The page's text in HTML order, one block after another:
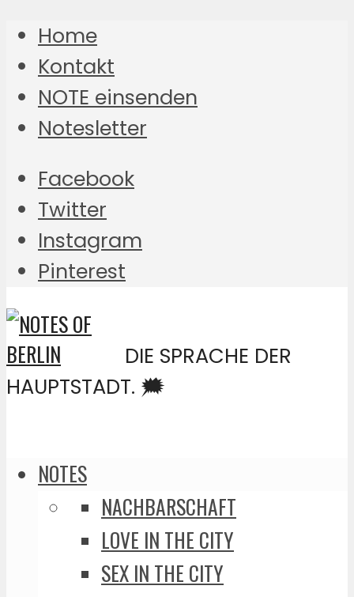
Home
Kontakt
NOTE einsenden
Notesletter
Facebook
Twitter
Instagram
Pinterest
DIE SPRACHE DER
HAUPTSTADT. 🗯️
NOTES
NACHBARSCHAFT
LOVE IN THE CITY
SEX IN THE CITY